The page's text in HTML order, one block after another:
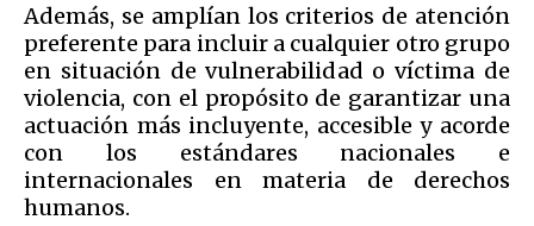
Además, se amplían los criterios de atención
preferente para incluir a cualquier otro grupo
en situación de vulnerabilidad o víctima de
violencia, con el propósito de garantizar una
actuación más incluyente, accesible y acorde
con los estándares nacionales e
internacionales en materia de derechos
humanos.